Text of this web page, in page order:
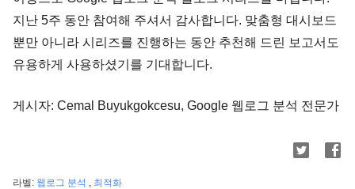
지난 5주 동안 참여해 주셔서 감사합니다. 맞춤형 대시보드
뿐만 아니라 시리즈를 진행하는 동안 추천해 드린 보고서도
유용하게 사용하셨기를 기대합니다.
게시자: Cemal Buyukgokcesu, Google 웹로그 분석 전문가
라벨: 웹로그 분석 , 최적화